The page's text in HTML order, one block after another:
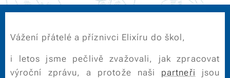
Vážení přátelé a příznivci Elixíru do škol,
i letos jsme pečlivě zvažovali, jak zpracovat
výroční zprávu, a protože naši partneři jsou